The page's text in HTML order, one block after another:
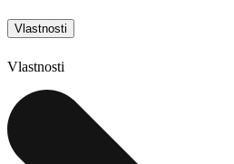
Vlastnosti
Vlastnosti